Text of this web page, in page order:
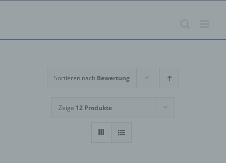
Sortieren nach Bewertung
Zeige 12 Produkte